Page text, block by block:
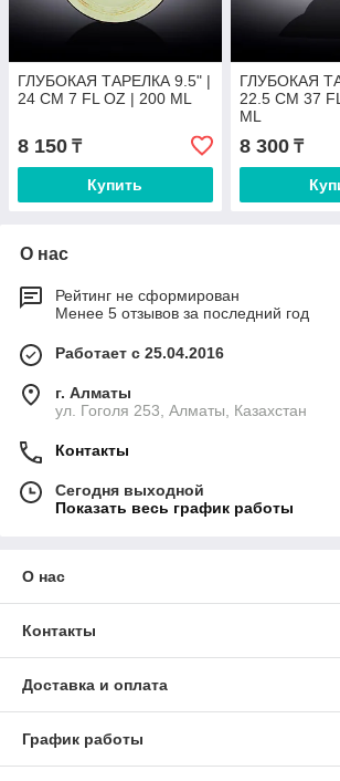
ГЛУБОКАЯ ТАРЕЛКА 9.5" |
24 CM 7 FL OZ | 200 ML
8 150 ₸
Купить
ГЛУБОКАЯ
22.5 CM 37
ML
8 300₸
О нас
Рейтинг не сформирован
Менее 5 отзывов за последний год
Работает с 25.04.2016
г. Алматы
ул. Гоголя 253, Алматы, Казахстан
Контакты
Сегодня выходной
Показать весь график работы
О нас
Контакты
Доставка и оплата
График работы